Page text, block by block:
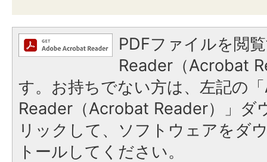
PDFファイルを閲
Reader（Acrobat
す。お持ちでない方は、左記の
Reader（Acrobat Reader）」ダ
リックして、ソフトウェアをダ
トールしてください。